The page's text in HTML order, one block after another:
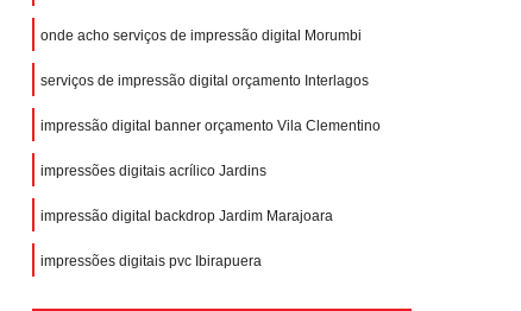
onde acho serviços de impressão digital Morumbi
serviços de impressão digital orçamento Interlagos
impressão digital banner orçamento Vila Clementino
impressões digitais acrílico Jardins
impressão digital backdrop Jardim Marajoara
impressões digitais pvc Ibirapuera